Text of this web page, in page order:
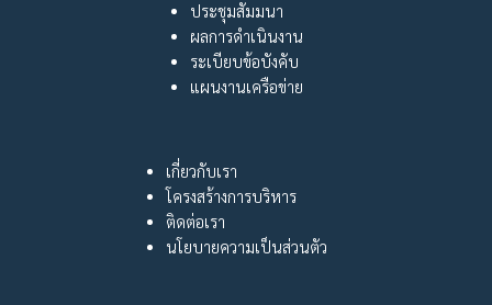
ประชุมสัมมนา
ผลการดำเนินงาน
ระเบียบข้อบังคับ
แผนงานเครือข่าย
เกี่ยวกับเรา
โครงสร้างการบริหาร
ติดต่อเรา
นโยบายความเป็นส่วนตัว